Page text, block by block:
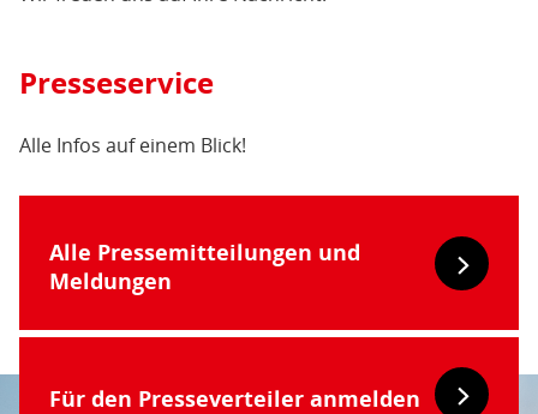
Presseservice
Alle Infos auf einem Blick!
Alle Pressemitteilungen und
Meldungen
Für den Presseverteiler anmelden